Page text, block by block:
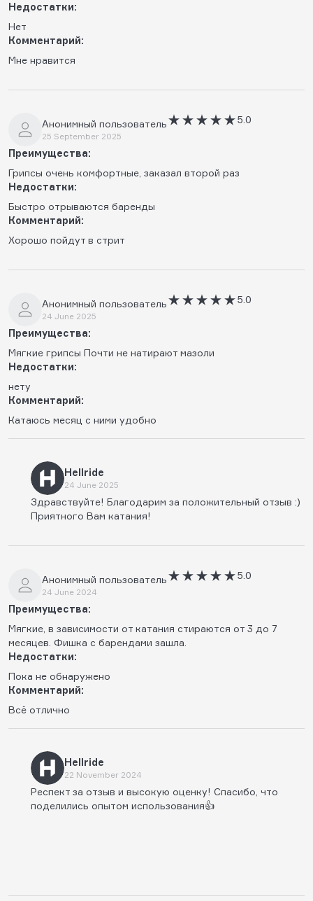
Недостатки:
Нет
Комментарий:
Мне нравится
Анонимный пользователь
25 September 2025
5.0
Преимущества:
Грипсы очень комфортные, заказал второй раз
Недостатки:
Быстро отрываются баренды
Комментарий:
Хорошо пойдут в стрит
Анонимный пользователь
24 June 2025
5.0
Преимущества:
Мягкие грипсы Почти не натирают мазоли
Недостатки:
нету
Комментарий:
Катаюсь месяц с ними удобно
Hellride
24 June 2025
Здравствуйте! Благодарим за положительный отзыв :)
Приятного Вам катания!
Анонимный пользователь
24 June 2024
5.0
Преимущества:
Мягкие, в зависимости от катания стираются от 3 до 7
месяцев. Фишка с барендами зашла.
Недостатки:
Пока не обнаружено
Комментарий:
Всё отлично
Hellride
22 November 2024
Респект за отзыв и высокую оценку! Спасибо, что
поделились опытом использования👍